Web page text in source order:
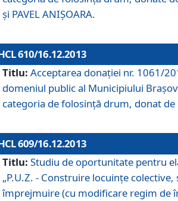
şi PAVEL ANIŞOARA.
610/16.12.2013
Titlu: Acceptarea donaţiei nr. 1061/
domeniul public al Municipiului
categoria de folosinţă drum, donat de
609/16.12.2013
Titlu: Studiu de oportunitate pentru
„P.U.Z. - Construire locuinţe
împrejmuire (cu modificare regim de